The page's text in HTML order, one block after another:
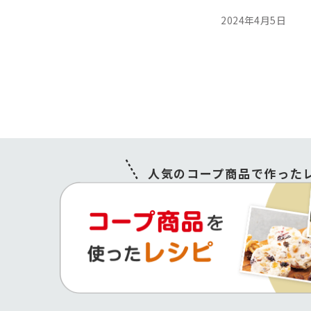
2024年4月5日
人気のコープ商品で作った